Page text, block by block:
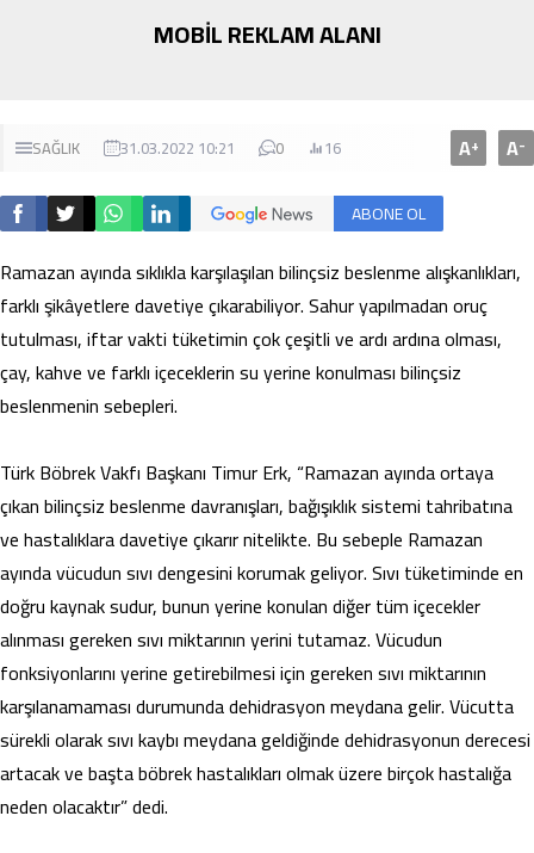
MOBİL REKLAM ALANI
SAĞLIK 31.03.2022 10:21 0 16 A+ A-
ABONE OL
Ramazan ayında sıklıkla karşılaşılan bilinçsiz beslenme alışkanlıkları,
farklı şikâyetlere davetiye çıkarabiliyor. Sahur yapılmadan oruç
tutulması, iftar vakti tüketimin çok çeşitli ve ardı ardına olması,
çay, kahve ve farklı içeceklerin su yerine konulması bilinçsiz
beslenmenin sebepleri.
Türk Böbrek Vakfı Başkanı Timur Erk, “Ramazan ayında ortaya
çıkan bilinçsiz beslenme davranışları, bağışıklık sistemi tahribatına
ve hastalıklara davetiye çıkarır nitelikte. Bu sebeple Ramazan
ayında vücudun sıvı dengesini korumak geliyor. Sıvı tüketiminde en
doğru kaynak sudur, bunun yerine konulan diğer tüm içecekler
alınması gereken sıvı miktarının yerini tutamaz. Vücudun
fonksiyonlarını yerine getirebilmesi için gereken sıvı miktarının
karşılanamaması durumunda dehidrasyon meydana gelir. Vücutta
sürekli olarak sıvı kaybı meydana geldiğinde dehidrasyonun derecesi
artacak ve başta böbrek hastalıkları olmak üzere birçok hastalığa
neden olacaktır” dedi.